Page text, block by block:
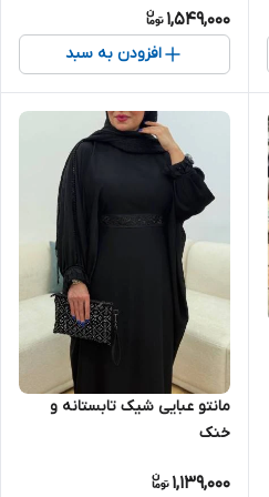
1,549,000
افزودن به سبد
مانتو عبایی شیک تابستانه و
خنک
1,139,000